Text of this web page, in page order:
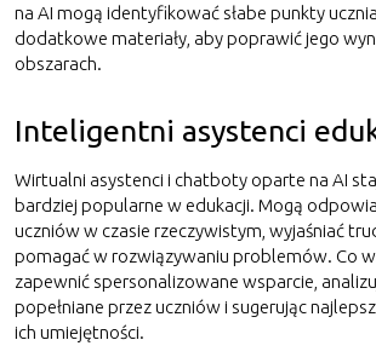
na AI mogą identyfikować słabe punkty
dodatkowe materiały, aby poprawić jego
obszarach.
Inteligentni asystenci
Wirtualni asystenci i chatboty oparte na AI
bardziej popularne w edukacji. Mogą
uczniów w czasie rzeczywistym, wyjaśniać
pomagać w rozwiązywaniu problemów. Co
zapewnić spersonalizowane wsparcie,
popełniane przez uczniów i sugerując
ich umiejętności.